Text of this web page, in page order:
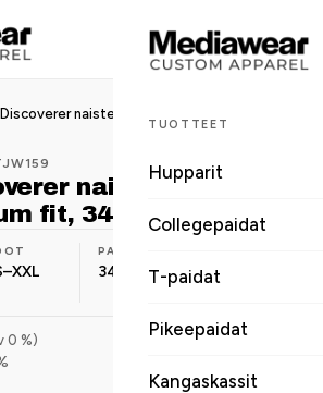
TUOTTEET
Hupparit
Collegepaidat
T-paidat
Pikeepaidat
Kangaskassit
naisten softshell-
fit, 342 g
PAINO
342 g/m² Polyesteri
0 %)